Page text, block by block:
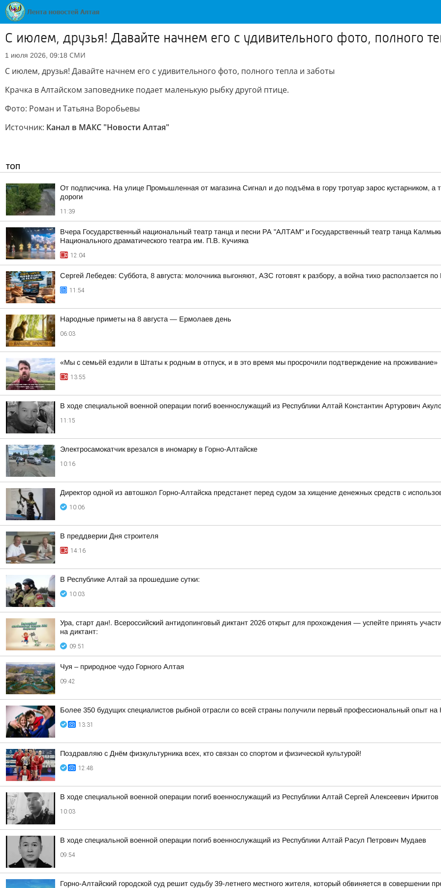
С июлем, друзья! Давайте начнем его с удивительного фото, полного
1 июля 2026, 09:18 СМИ
С июлем, друзья! Давайте начнем его с удивительного фото, полного тепла и заботы
Крачка в Алтайском заповеднике подает маленькую рыбку другой птице.
Фото: Роман и Татьяна Воробьевы
Источник: Канал в МАКС "Новости Алтая"
ТОП
От подписчика. На улице Промышленная от магазина Сигнал и до подъёма в гору тротуар зарос кустарником, а
дороги
11:39
Вчера Государственный национальный театр танца и песни РА "АЛТАМ" и Государственный театр танца
Национального драматического театра им. П.В. Кучияка
12:04
Сергей Лебедев: Суббота, 8 августа: молочника выгоняют, АЗС готовят к разбору, а война тихо расползается по
11:54
Hapoдныe пpимeты нa 8 aвгуcтa — Epмoлaeв дeнь
06:03
«Мы с семьёй ездили в Штаты к родным в отпуск, и в это время мы просрочили подтверждение на проживание»
13:55
В ходе специальной военной операции погиб военнослужащий из Республики Алтай Константин Артурович
11:15
Электросамокатчик врезался в иномарку в Горно-Алтайске
10:16
Директор одной из автошкол Горно-Алтайска предстанет перед судом за хищение денежных средств с
10:06
В преддверии Дня строителя
14:16
В Республике Алтай за прошедшие сутки:
10:03
Ура, старт дан!. Всероссийский антидопинговый диктант 2026 открыт для прохождения — успейте принять
на диктант:
09:51
Чуя – природное чудо Горного Алтая
09:42
Более 350 будущих специалистов рыбной отрасли со всей страны получили первый профессиональный опыт на
13:31
Поздравляю с Днём физкультурника всех, кто связан со спортом и физической культурой!
12:48
В ходе специальной военной операции погиб военнослужащий из Республики Алтай Сергей Алексеевич Иркитов
10:03
В ходе специальной военной операции погиб военнослужащий из Республики Алтай Расул Петрович Мудаев
09:54
Горно-Алтайский городской суд решит судьбу 39-летнего местного жителя, который обвиняется в совершении